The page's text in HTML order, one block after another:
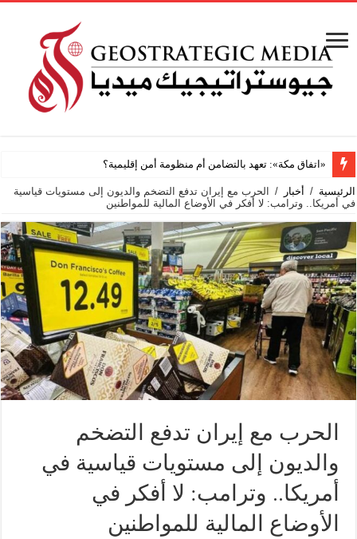
فانتازي
الرئيسية / أخبار /
الحرب مع إيران تدفع التضخم والديون إلى مستويات قياسية
في أمريكا.. وترامب: لا أفكر في الأوضاع المالية للمواطنين
الحرب مع إيران تدفع التضخم
والديون إلى مستويات قياسية في
أمريكا.. وترامب: لا أفكر في
الأوضاع المالية للمواطنين